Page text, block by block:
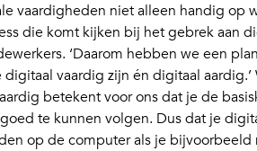
vaardigheden niet alleen handig op
die komt kijken bij het gebrek aan
‘Daarom hebben we een
vaardig zijn én digitaal
betekent voor ons dat je de
te kunnen volgen. Dus dat je
op de computer als je